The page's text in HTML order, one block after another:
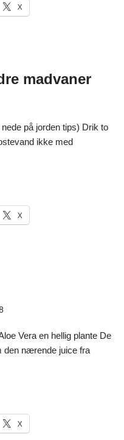
X
madvaner
på jorden tips) Drik to
ikke med
X
Vera en hellig plante De
den nærende juice fra
X